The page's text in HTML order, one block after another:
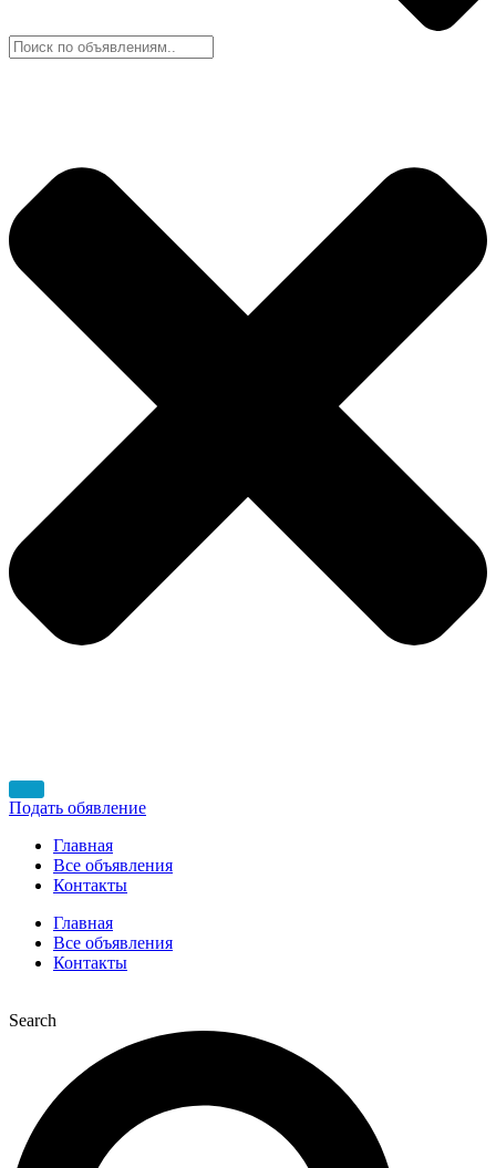
Подать обявление
Главная
Все объявления
Контакты
Главная
Все объявления
Контакты
Search